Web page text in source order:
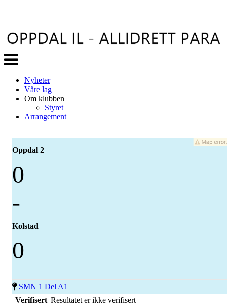
Veksle
navigasjon
Nyheter
Våre lag
Om klubben
Styret
Arrangement
Oppdal 2
0
-
Kolstad
0
SMN 1 Del A1
Verifisert Resultatet er ikke verifisert